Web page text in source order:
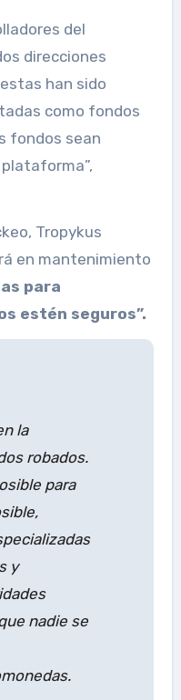
del
direcciones
han sido
como fondos
fondos sean
Tropykus
en mantenimiento
para
estén seguros”.
la
robados.
para
y
nadie se